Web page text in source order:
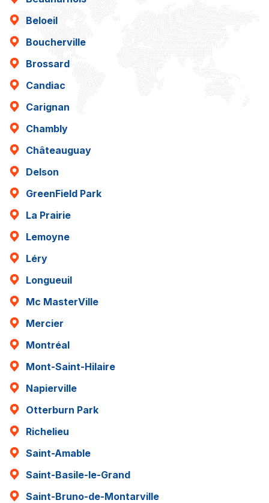
Beloeil
Boucherville
Brossard
Candiac
Carignan
Chambly
Châteauguay
Delson
GreenField Park
La Prairie
Lemoyne
Léry
Longueuil
Mc MasterVille
Mercier
Montréal
Mont-Saint-Hilaire
Napierville
Otterburn Park
Richelieu
Saint-Amable
Saint-Basile-le-Grand
Saint-Bruno-de-Montarville